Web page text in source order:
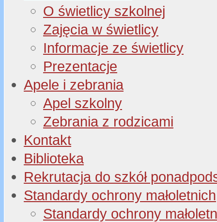
O świetlicy szkolnej
Zajęcia w świetlicy
Informacje ze świetlicy
Prezentacje
Apele i zebrania
Apel szkolny
Zebrania z rodzicami
Kontakt
Biblioteka
Rekrutacja do szkół
Standardy ochrony małoletnich
Standardy ochrony